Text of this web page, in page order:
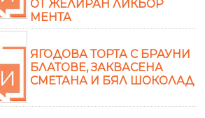
ОТ ЖЕЛИРАН ЛИКЬОР
МЕНТА
ЯГОДОВА ТОРТА С БРАУНИ
БЛАТОВЕ, ЗАКВАСЕНА
СМЕТАНА И БЯЛ ШОКОЛАД